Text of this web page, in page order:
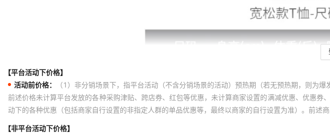
【平台活动下价格】
活动前价格：
（1）非分销场景下，指平台活动（不含分销场景的活动）预热期（若无预热期，则为
前述价格未计算平台发放的各种采购津贴、跨店券、红包等优惠，未计算商家设置的满减优惠、优惠
动下的各种优惠（包括商家自行设置的非指定人群的单品优惠等，最终以商家的自行设置为准）。前述
【非平台活动下价格】